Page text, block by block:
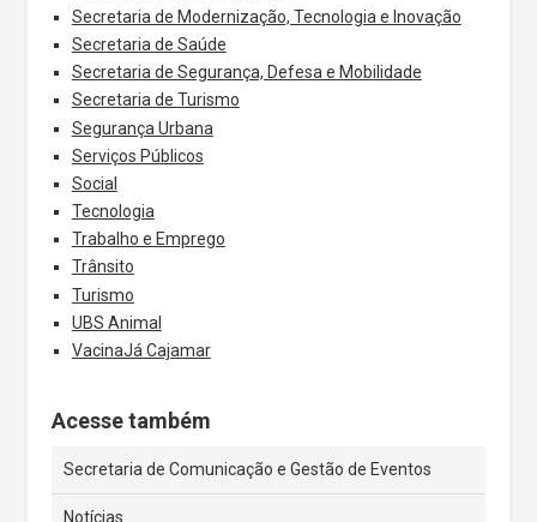
Secretaria de Modernização, Tecnologia e Inovação
Secretaria de Saúde
Secretaria de Segurança, Defesa e Mobilidade
Secretaria de Turismo
Segurança Urbana
Serviços Públicos
Social
Tecnologia
Trabalho e Emprego
Trânsito
Turismo
UBS Animal
VacinaJá Cajamar
Acesse também
Secretaria de Comunicação e Gestão de Eventos
Notícias